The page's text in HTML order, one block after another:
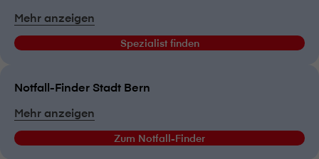
Mehr anzeigen
Spezialist finden
Notfall-Finder Stadt Bern
Mehr anzeigen
Zum Notfall-Finder